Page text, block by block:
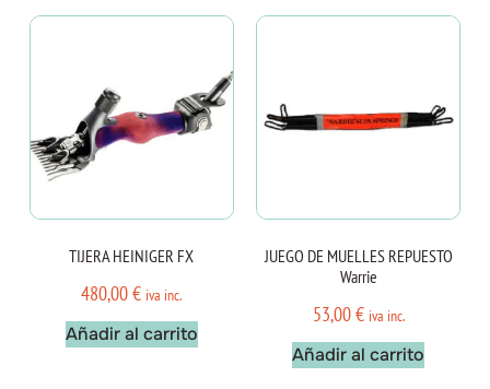
TIJERA HEINIGER FX
480,00€ iva inc.
Añadir al carrito
JUEGO DE MUELLES REPUESTO
Warrie
53,00€ iva inc.
Añadir al carrito